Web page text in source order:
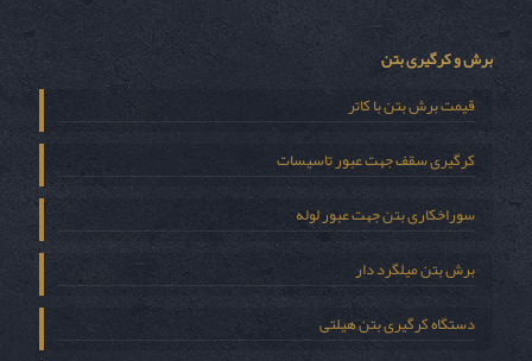
برش و کرگیری بتن
قیمت برش بتن با کاتر
کرگیری سقف جهت عبور تاسیسات
سوراخکاری بتن جهت عبور لوله
برش بتن میلگرد دار
دستگاه کرگیری بتن هیلتی